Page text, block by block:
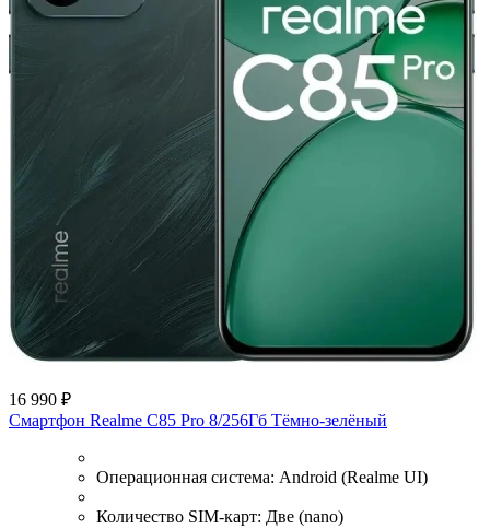
16 990 ₽
Смартфон Realme C85 Pro 8/256Гб Тёмно-зелёный
Операционная система: Android (Realme UI)
Количество SIM-карт: Две (nano)